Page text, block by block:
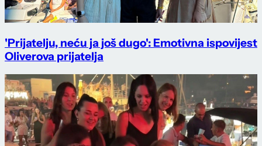
'Prijatelju, neću ja još dugo': Emotivna ispovijest
Oliverova prijatelja